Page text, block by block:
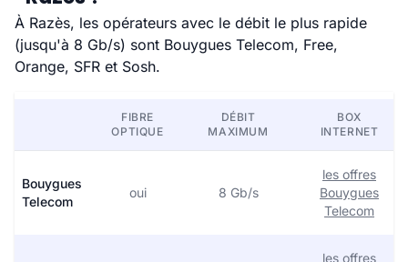
À Razès, les opérateurs avec le débit le plus rapide
(jusqu'à 8 Gb/s) sont Bouygues Telecom, Free,
Orange, SFR et Sosh.
FIBRE
OPTIQUE
DÉBIT
MAXIMUM
BOX
INTERNET
Bouygues
Telecom
oui 8 Gb/s
les offres
Bouygues
Telecom
les offres